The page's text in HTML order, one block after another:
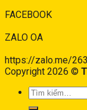
FACEBOOK
ZALO OA
https://zalo.me/
Copyright 2026 ©